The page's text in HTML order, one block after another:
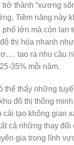
thành “xương
Tiềm năng này
phố lớn mà còn lan
thị hóa nhanh
tạo ra nhu cầu
35% mỗi năm.
thể thấy những
đô thị thông
cải tạo không gian
cả những thay đổi
gia trong lĩnh